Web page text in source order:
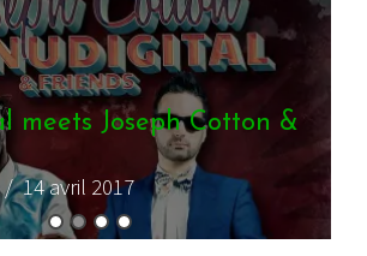
feat. Bazil – Digital
25 février 2016